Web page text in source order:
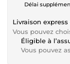
Délai
Livraison
Vous pouvez
Éligible à
Vous pouvez